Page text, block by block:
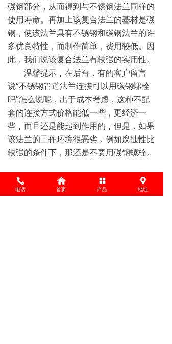
碳钢部分，从而得到与不锈钢法兰同样的
使用寿命。再加上该复合法兰的基材是碳
钢，使该法兰具有不锈钢和碳钢法兰的许
多优良特性，而制作简单，费用较低。因
此，我们说该复合法兰有较强的实用性。
温馨提示，在后台，有的客户留言
说“不锈钢管道法兰连接可以用碳钢螺栓
吗”怎么说呢，出于成本考虑，这种不配
套的连接方式价格能低一些，更经济一
些，而且还是能起到作用的，但是，如果
该法兰的工作环境很恶劣，例如腐蚀性比
较强的条件下，那还是不要用碳钢螺栓。
끅
电话
낀
首页
넒
产品
끇
地址